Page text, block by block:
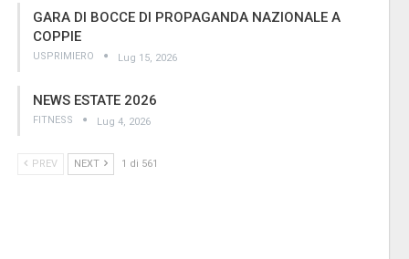
GARA DI BOCCE DI PROPAGANDA NAZIONALE A
COPPIE
USPRIMIERO Lug 15, 2026
NEWS ESTATE 2026
FITNESS Lug 4, 2026
PREV NEXT 1 di 561